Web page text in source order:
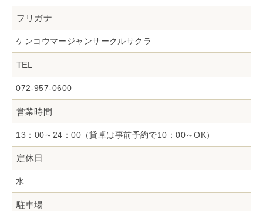
フリガナ
ケンコウマージャンサークルサクラ
TEL
072-957-0600
営業時間
13：00～24：00（貸卓は事前予約で10：00～OK）
定休日
水
駐車場